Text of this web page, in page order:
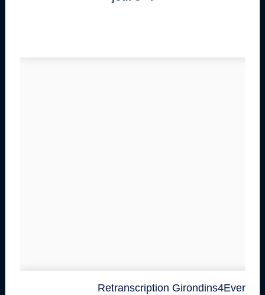
Retranscription Girondins4Ever